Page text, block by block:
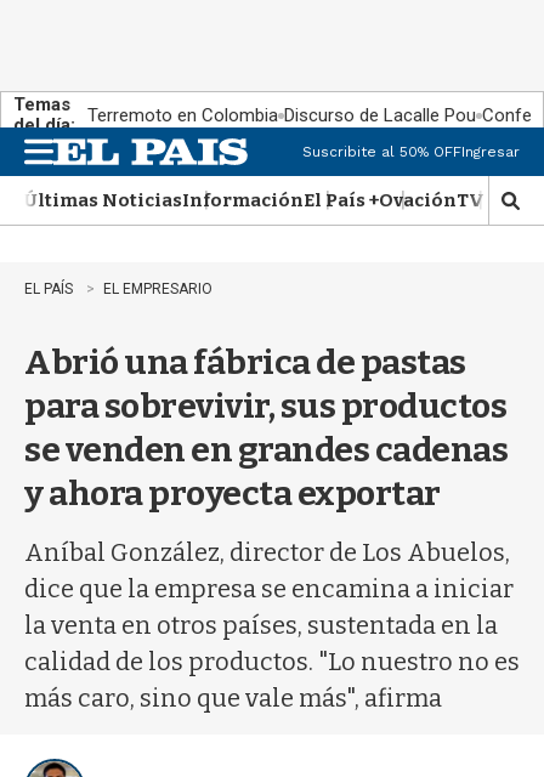
Temas
del día: Terremoto en Colombia Discurso de Lacalle Pou
n
u
Suscribite al 50% OFFIngresar
Últimas NoticiasInformaciónEl País +OvaciónTV Show
M
o
EL PAÍS EL EMPRESARIO
Abrió una fábrica de pastas
para sobrevivir, sus productos
se venden en grandes cadenas
y ahora proyecta exportar
Aníbal González, director de Los Abuelos,
dice que la empresa se encamina a iniciar
la venta en otros países, sustentada en la
calidad de los productos. "Lo nuestro no es
más caro, sino que vale más", afirma